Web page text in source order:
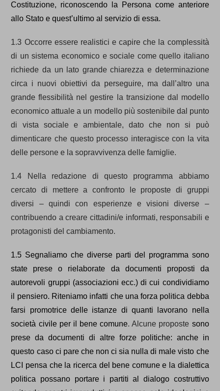
Costituzione, riconoscendo la Persona come anteriore
allo Stato e quest’ultimo al servizio di essa.
1.3 Occorre essere realistici e capire che la complessità
di un sistema economico e sociale come quello italiano
richiede da un lato grande chiarezza e determinazione
circa i nuovi obiettivi da perseguire, ma dall’altro una
grande flessibilità nel gestire la transizione dal modello
economico attuale a un modello più sostenibile dal punto
di vista sociale e ambientale, dato che non si può
dimenticare che questo processo interagisce con la vita
delle persone e la sopravvivenza delle famiglie.
1.4 Nella redazione di questo programma abbiamo
cercato di mettere a confronto le proposte di gruppi
diversi – quindi con esperienze e visioni diverse –
contribuendo a creare cittadini/e informati, responsabili e
protagonisti del cambiamento.
1.5 Segnaliamo che diverse parti del programma sono
state prese o rielaborate da documenti proposti da
autorevoli gruppi (associazioni ecc.) di cui condividiamo
il pensiero. Riteniamo infatti che una forza politica debba
farsi promotrice delle istanze di quanti lavorano nella
società civile per il bene comune. Alcune proposte sono
prese da documenti di altre forze politiche: anche in
questo caso ci pare che non ci sia nulla di male visto che
LCI pensa che la ricerca del bene comune e la dialettica
politica possano portare i partiti al dialogo costruttivo